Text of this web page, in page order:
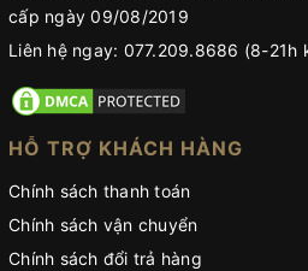
cấp ngày 09/08/2019
Liên hệ ngay: 077.209.8686 (8-21h
HỖ TRỢ KHÁCH HÀNG
Chính sách thanh toán
Chính sách vận chuyển
Chính sách đổi trả hàng